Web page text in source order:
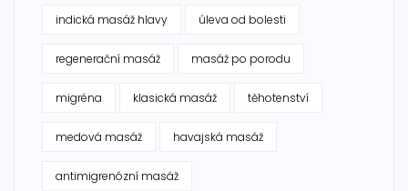
indická masáž hlavy úleva od bolesti
regenerační masáž masáž po porodu
migréna klasická masáž těhotenství
medová masáž havajská masáž
antimigrenózní masáž